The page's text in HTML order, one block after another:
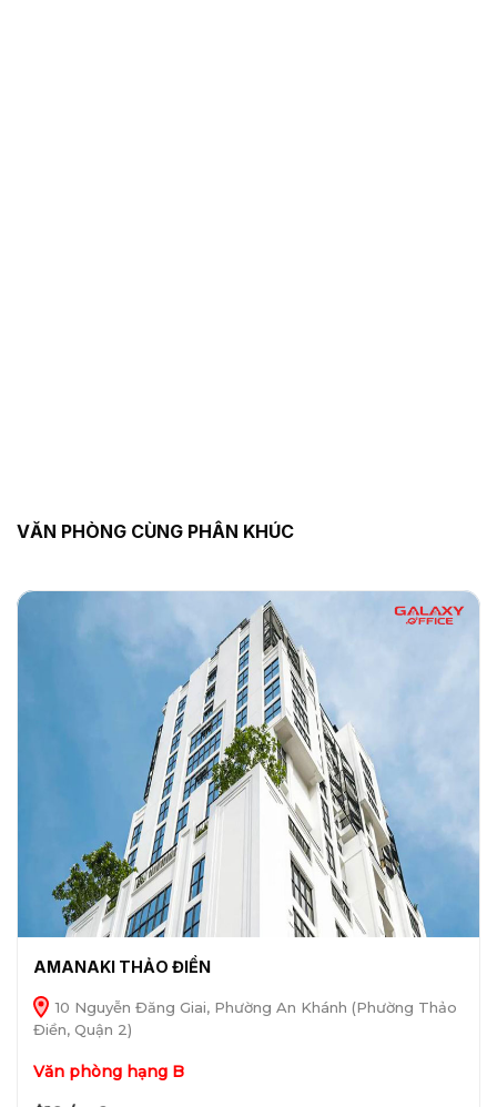
VĂN PHÒNG CÙNG PHÂN KHÚC
AMANAKI THẢO ĐIỀN
10 Nguyễn Đăng Giai, Phường An Khánh (Phường Thảo
Điền, Quận 2)
Văn phòng hạng B